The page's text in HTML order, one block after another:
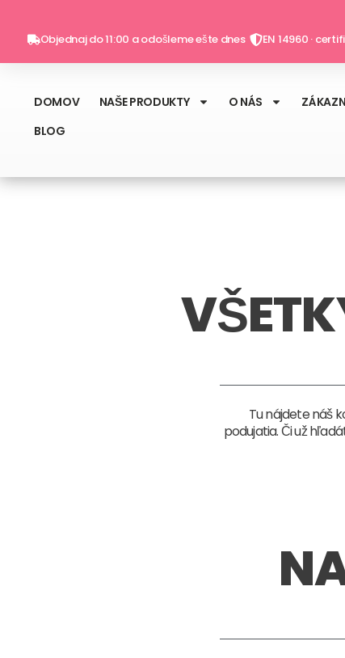
obsahObjednaj do 11:00 a odošleme ešte dnes EN 14960 ·
DOMOV NAŠE PRODUKTY O NÁS
BLOG
Tu nájdete náš
podujatia. Či už